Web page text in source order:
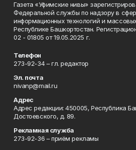
Газета «Уфимские нивы»
Федеральной службы по надзору в
информационных технологий и
Республике Башкортостан.
02 - 01805 от 19.05.2025 г.
Телефон
273-92-34 – гл. редактор
Эл. почта
nivanp@mail.ru
Адрес
Адрес редакции: 450005, Республика
Достоевского, д. 89.
Рекламная служба
273-92-36 – приём рекламы